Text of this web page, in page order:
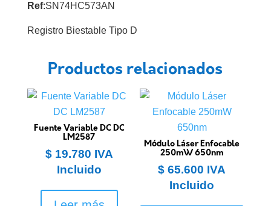
Ref:SN74HC573AN
Registro Biestable Tipo D
Productos relacionados
Fuente Variable DC DC
LM2587
$19.780 IVA
Incluido
Módulo Láser Enfocable
250mW 650nm
$ 65.600 IVA
Incluido